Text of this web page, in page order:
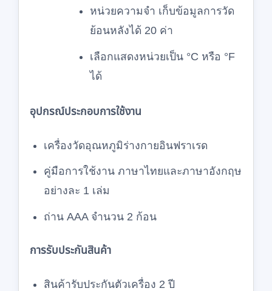
หน่วยความจำ เก็บข้อมูลการวัด
ย้อนหลังได้ 20 ค่า
เลือกแสดงหน่วยเป็น °C หรือ °F
ได้
อุปกรณ์ประกอบการใช้งาน
เครื่องวัดอุณหภูมิร่างกายอินฟราเรด
คู่มือการใช้งาน ภาษาไทยและภาษาอังกฤษ
อย่างละ 1 เล่ม
ถ่าน AAA จำนวน 2 ก้อน
การรับประกันสินค้า
สินค้ารับประกันตัวเครื่อง 2 ปี